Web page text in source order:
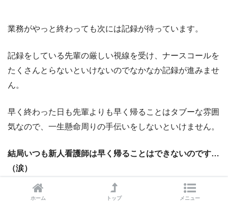
業務がやっと終わっても次には記録が待っています。
記録をしている先輩の厳しい視線を受け、ナースコールを
たくさんとらないといけないのでなかなか記録が進みませ
ん。
早く終わった日も先輩よりも早く帰ることはタブーな雰囲
気なので、一生懸命周りの手伝いをしないといけません。
結局いつも新人看護師は早く帰ることはできないのです…
（涙）
ホーム トップ メニュー